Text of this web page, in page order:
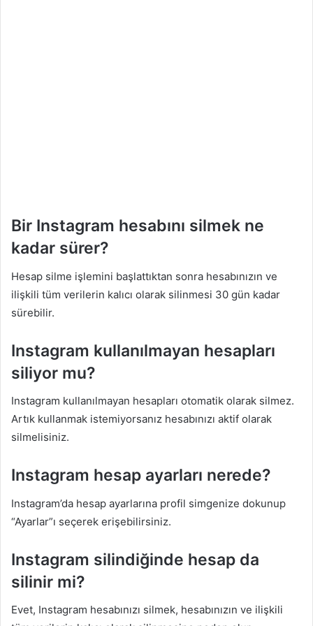
Bir Instagram hesabını silmek ne
kadar sürer?
Hesap silme işlemini başlattıktan sonra hesabınızın ve
ilişkili tüm verilerin kalıcı olarak silinmesi 30 gün kadar
sürebilir.
Instagram kullanılmayan hesapları
siliyor mu?
Instagram kullanılmayan hesapları otomatik olarak silmez.
Artık kullanmak istemiyorsanız hesabınızı aktif olarak
silmelisiniz.
Instagram hesap ayarları nerede?
Instagram’da hesap ayarlarına profil simgenize dokunup
“Ayarlar”ı seçerek erişebilirsiniz.
Instagram silindiğinde hesap da
silinir mi?
Evet, Instagram hesabınızı silmek, hesabınızın ve ilişkili